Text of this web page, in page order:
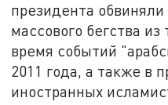
президента обвиняли
массового бегства
время событий
2011 года, а также в
иностранных